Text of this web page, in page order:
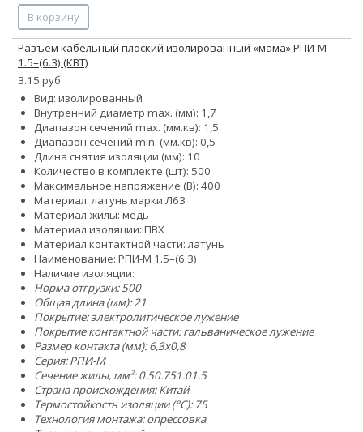
В корзину
Разъем кабельный плоский изолированный «мама» РПИ-М
1.5–(6.3) (КВТ)
3.15 руб.
Вид: изолированный
Внутренний диаметр max. (мм): 1,7
Диапазон сечений max. (мм.кв): 1,5
Диапазон сечений min. (мм.кв): 0,5
Длина снятия изоляции (мм): 10
Количество в комплекте (шт): 500
Максимальное напряжение (В): 400
Материал: латунь марки Л63
Материал жилы: медь
Материал изоляции: ПВХ
Материал контактной части: латунь
Наименование: РПИ-М 1.5–(6.3)
Наличие изоляции:
Норма отгрузки: 500
Общая длина (мм): 21
Покрытие: электролитическое лужение
Покрытие контактной части: гальваническое лужение
Размер контакта (мм): 6,3x0,8
Серия: РПИ-М
Сечение жилы, мм²:0.50.751.01.5
Страна происхождения: Китай
Термостойкость изоляции (°C): 75
Технология монтажа: опрессовка